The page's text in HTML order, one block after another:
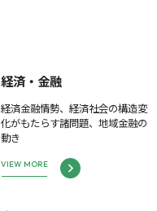
経済・金融
経済金融情勢、経済社会の構造変
化がもたらす諸問題、地域金融の
動き
VIEW MORE